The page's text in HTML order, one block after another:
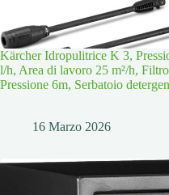
Kärcher Idropulitrice K 3,
l/h, Area di lavoro 25 m²/h,
Pressione 6m, Serbatoio
16 Marzo 2026